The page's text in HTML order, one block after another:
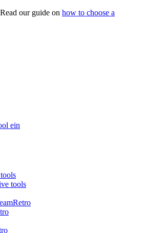
our guide on how to choose a
ein
tools